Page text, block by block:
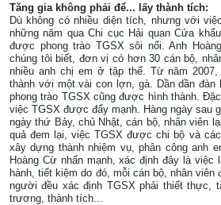
Tăng gia không phải để... lấy thành tích:
Dù không có nhiều diện tích, nhưng với
những năm qua Chi cục Hải quan Cửa
được phong trào TGSX sôi nổi. Anh
chúng tôi biết, đơn vị có hơn 30 cán bộ,
nhiều anh chị em ở tập thể. Từ năm
thành với một vài con lợn, gà. Dần dần đàn
phong trào TGSX cũng được hình thành.
việc TGSX được đẩy mạnh. Hàng ngày sau
ngày thứ Bảy, chủ Nhật, cán bộ, nhân viên
quả đem lại, việc TGSX được chi bộ và
xây dựng thành nhiệm vụ, phân công anh
Hoàng Cừ nhấn mạnh, xác định đây là việc
hành, tiết kiệm do đó, mỗi cán bộ, nhân
người đều xác định TGSX phải thiết thực,
trương, thành tích...